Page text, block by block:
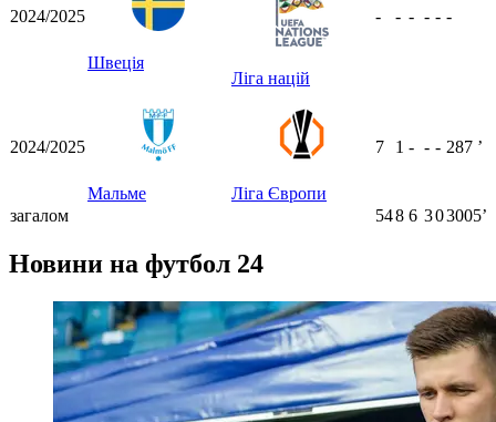
2024/2025
Швеція
Ліга націй
- - - - - -
2024/2025
Мальме Ліга Європи
7 1 - - - 287 ʼ
загалом 548 6 303005ʼ
Новини на футбол 24